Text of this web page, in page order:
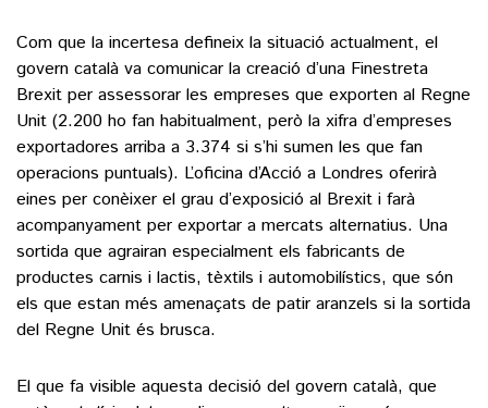
Com que la incertesa defineix la situació actualment, el
govern català va comunicar la creació d’una Finestreta
Brexit per assessorar les empreses que exporten al Regne
Unit (2.200 ho fan habitualment, però la xifra d’empreses
exportadores arriba a 3.374 si s’hi sumen les que fan
operacions puntuals). L’oficina d’Acció a Londres oferirà
eines per conèixer el grau d’exposició al Brexit i farà
acompanyament per exportar a mercats alternatius. Una
sortida que agrairan especialment els fabricants de
productes carnis i lactis, tèxtils i automobilístics, que són
els que estan més amenaçats de patir aranzels si la sortida
del Regne Unit és brusca.
El que fa visible aquesta decisió del govern català, que